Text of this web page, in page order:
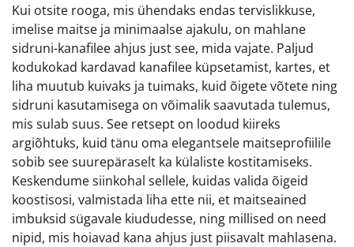
Kui otsite rooga, mis ühendaks endas tervislikkuse,
imelise maitse ja minimaalse ajakulu, on mahlane
sidruni-kanafilee ahjus just see, mida vajate. Paljud
kodukokad kardavad kanafilee küpsetamist, kartes, et
liha muutub kuivaks ja tuimaks, kuid õigete võtete ning
sidruni kasutamisega on võimalik saavutada tulemus,
mis sulab suus. See retsept on loodud kiireks
argiõhtuks, kuid tänu oma elegantsele maitseprofiilile
sobib see suurepäraselt ka külaliste kostitamiseks.
Keskendume siinkohal sellele, kuidas valida õigeid
koostisosi, valmistada liha ette nii, et maitseained
imbuksid sügavale kiududesse, ning millised on need
nipid, mis hoiavad kana ahjus just piisavalt mahlasena.